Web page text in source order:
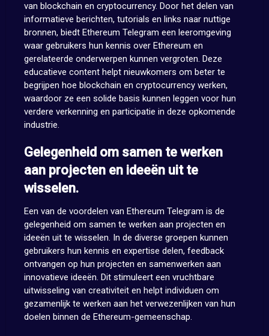
van blockchain en cryptocurrency. Door het delen van
informatieve berichten, tutorials en links naar nuttige
bronnen, biedt Ethereum Telegram een leeromgeving
waar gebruikers hun kennis over Ethereum en
gerelateerde onderwerpen kunnen vergroten. Deze
educatieve content helpt nieuwkomers om beter te
begrijpen hoe blockchain en cryptocurrency werken,
waardoor ze een solide basis kunnen leggen voor hun
verdere verkenning en participatie in deze opkomende
industrie.
Gelegenheid om samen te werken
aan projecten en ideeën uit te
wisselen.
Een van de voordelen van Ethereum Telegram is de
gelegenheid om samen te werken aan projecten en
ideeën uit te wisselen. In de diverse groepen kunnen
gebruikers hun kennis en expertise delen, feedback
ontvangen op hun projecten en samenwerken aan
innovatieve ideeën. Dit stimuleert een vruchtbare
uitwisseling van creativiteit en helpt individuen om
gezamenlijk te werken aan het verwezenlijken van hun
doelen binnen de Ethereum-gemeenschap.